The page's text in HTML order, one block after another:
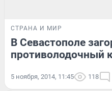
СТРАНА И МИР
В Севастополе
противолодочный
5 ноября, 2014, 11:45 118